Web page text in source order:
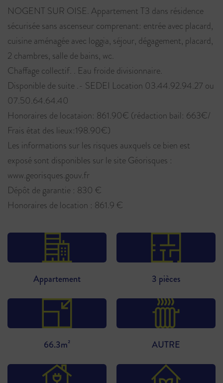
NOGENT SUR OISE. Appartement T3 dans résidence
sécurisée sans ascenseur comprenant: entrée avec placard,
cuisine aménagée avec loggia, séjour, dégagement, placard,
2 chambres, salle de bains, wc.
Chaffage collectif. . Eau froide divisionnaire.
Disponible de suite .- SEDEI Location 03.44.92.94.27 ou
07.50.64.64.40
Honoraires de locataion: 861.90€ (rédaction bail: 663€/
Frais état des lieux:198.90€)
Les informations sur les risques auxquels ce bien est
exposé sont disponibles sur le site Géorisques :
www.georisques.gouv.fr
Dépôt de garantie : 830 €
Honoraires de location : 861.9 €
Appartement 3 pièces
66.3m² AUTRE